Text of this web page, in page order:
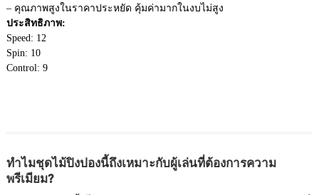
– คุณภาพสูงในราคาประหยัด คุ้มค่ามากในงบไม่สูง
ประสิทธิภาพ:
Speed: 12
Spin: 10
Control: 9
ทำไมชุดไม้ปิงปองนี้ถึงเหมาะกับผู้เล่นที่ต้องการความ
พรีเมียม?